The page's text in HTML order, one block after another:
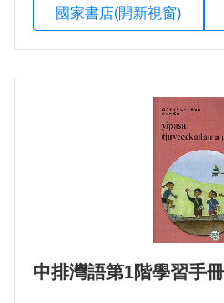
國家書店(開新視窗)
中排灣語第1階學習手冊